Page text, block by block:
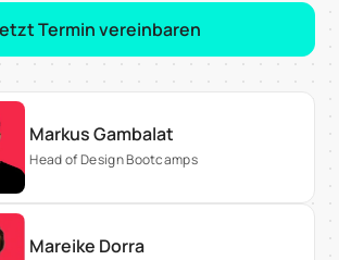
Markus Gambalat
Head of Design Bootcamps
Mareike Dorra
Termin vereinbaren